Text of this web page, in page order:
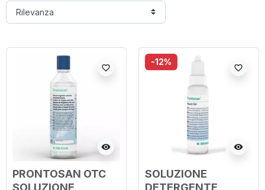
visibility
favorite_border
PRONTOSAN OTC
-12%
visibility
favorite_border
SOLUZIONE